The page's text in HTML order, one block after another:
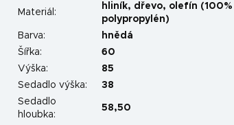
Materiál :
hliník, dřevo, olefín (100%
polypropylén)
Barva:
hnědá
Šířka:
60
Výška:
85
Sedadlo výška:
38
Sedadlo
hloubka:
58,50